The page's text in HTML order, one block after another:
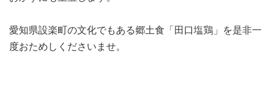
愛知県設楽町の文化でもある郷土食「田口塩鶏」を是非一
度おためしくださいませ。